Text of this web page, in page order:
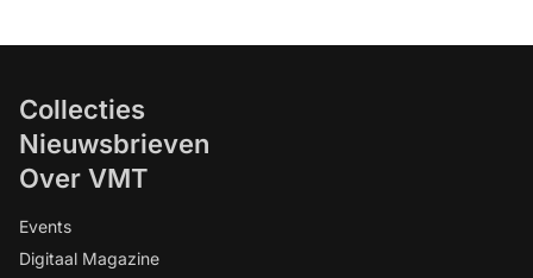
Collecties
Nieuwsbrieven
Over VMT
Events
Digitaal Magazine